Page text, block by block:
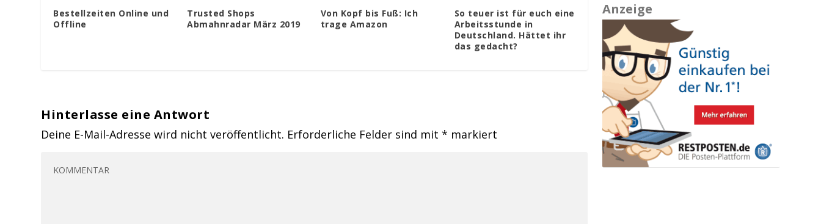
Bestellzeiten Online und
Offline
Trusted Shops
Abmahnradar März 2019
Von Kopf bis Fuß: Ich
trage Amazon
So teuer ist für euch eine
Arbeitsstunde in
Deutschland. Hättet ihr
das gedacht?
Hinterlasse eine Antwort
Deine E-Mail-Adresse wird nicht veröffentlicht. Erforderliche Felder sind mit* markiert
Anzeige